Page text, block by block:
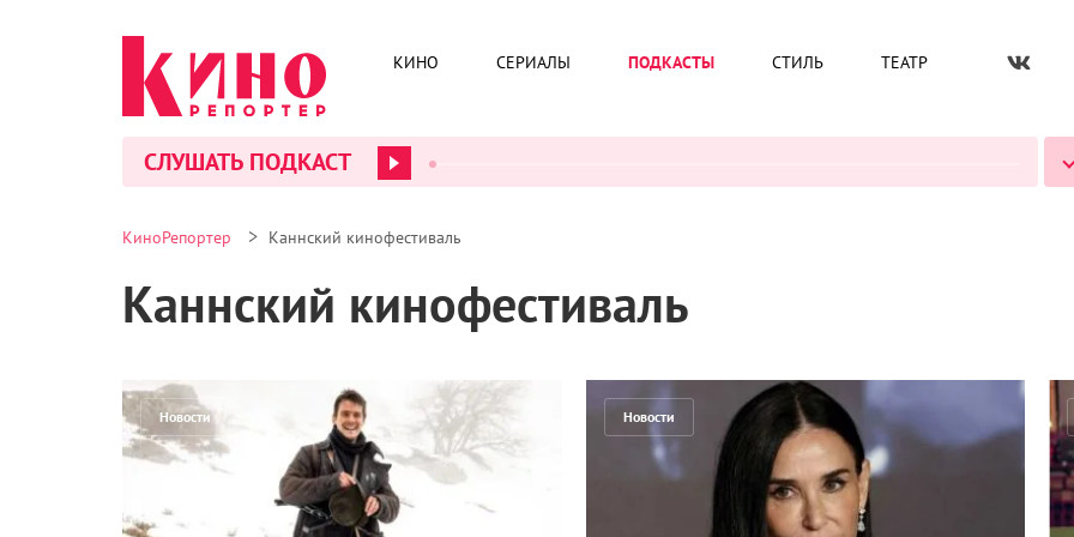
КИНО СЕРИАЛЫ ПОДКАСТЫ СТИЛЬ ТЕАТР
СЛУШАТЬ ПОДКАСТ
КиноРепортер > Каннский кинофестиваль
Каннский кинофестиваль
Новости